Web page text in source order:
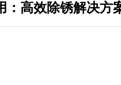
：高效除锈解决方